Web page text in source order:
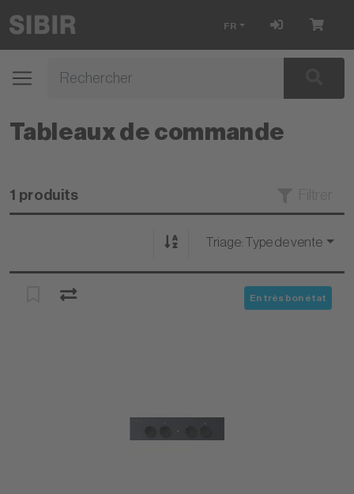
FR
Tableaux de commande
1 produits
Triage: Type de vente
En très bon état